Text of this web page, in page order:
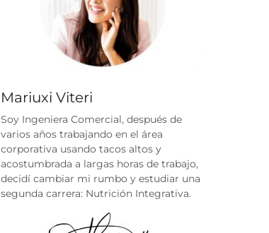
Mariuxi Viteri
Soy Ingeniera Comercial, después de
varios años trabajando en el área
corporativa usando tacos altos y
acostumbrada a largas horas de trabajo,
decidí cambiar mi rumbo y estudiar una
segunda carrera: Nutrición Integrativa.